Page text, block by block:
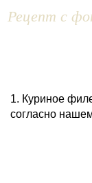
Рецепт с
1. Куриное
согласно